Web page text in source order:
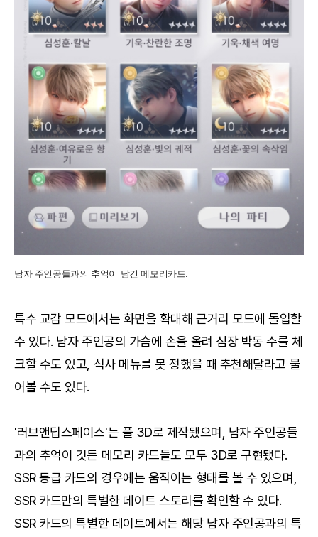
남자 주인공들과의 추억이 담긴 메모리카드.
특수 교감 모드에서는 화면을 확대해 근거리 모드에 돌입할
수 있다. 남자 주인공의 가슴에 손을 올려 심장 박동 수를 체
크할 수도 있고, 식사 메뉴를 못 정했을 때 추천해달라고 물
어볼 수도 있다.
'러브앤딥스페이스'는 풀 3D로 제작됐으며, 남자 주인공들
과의 추억이 깃든 메모리 카드들도 모두 3D로 구현됐다.
SSR 등급 카드의 경우에는 움직이는 형태를 볼 수 있으며,
SSR 카드만의 특별한 데이트 스토리를 확인할 수 있다.
SSR 카드의 특별한 데이트에서는 해당 남자 주인공과의 특